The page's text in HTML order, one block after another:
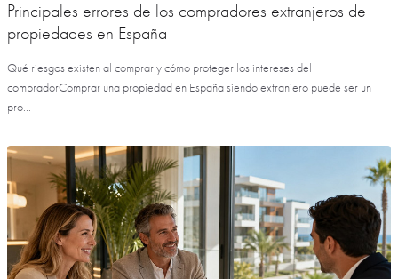
Principales errores de los compradores extranjeros de
propiedades en España
Qué riesgos existen al comprar y cómo proteger los intereses del
compradorComprar una propiedad en España siendo extranjero puede ser un
pro...